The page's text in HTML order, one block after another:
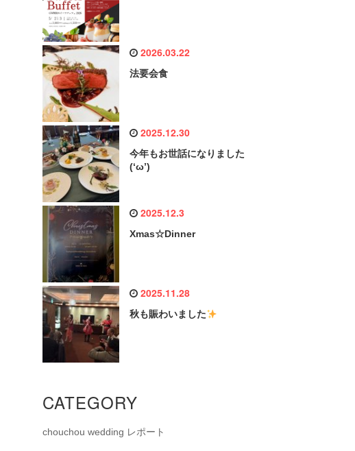
2026.03.22
法要会食
2025.12.30
今年もお世話になりました
(‘ω’)
2025.12.3
Xmas☆Dinner
2025.11.28
秋も賑わいました
CATEGORY
chouchou wedding レポート